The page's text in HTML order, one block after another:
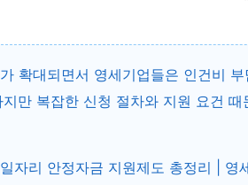
확대되면서 영세기업들은 인건비
만 복잡한 신청 절차와 지원 요건
일자리 안정자금 지원제도 총정리 | 영